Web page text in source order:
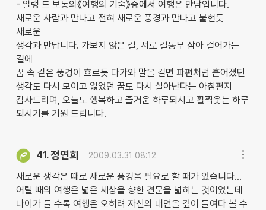
- 알랭 드 보통의《여행의 기술》중에서 여행은 만남입니다.
새로운 사람과 만나고 전혀 새로운 풍경과 만나고 불현듯
새로운
생각과 만납니다. 가보지 않은 길, 서로 길동무 삼아 걸어가는
길에
꿈 속 같은 풍경이 흐르듯 다가와 말을 걸면 파편처럼 흩어졌던
생각도 다시 모이고 잃었던 꿈도 다시 살아난다는 아침편지
감사드리며, 오늘도 행복하고 즐거운 하루되시고 활짝웃는 하루
되시기를 기원 드립니다.
41.정연희 2009.03.31 08:12
새로운 생각은 때로 새로운 풍경을 필요로 할 때가 있습니다...
어릴 때의 여행은 넓은 세상을 향한 견문을 넓히는 것이었는데
나이가 들 수록 여행은 오히려 자신의 내면을 깊이 들여다 볼 수